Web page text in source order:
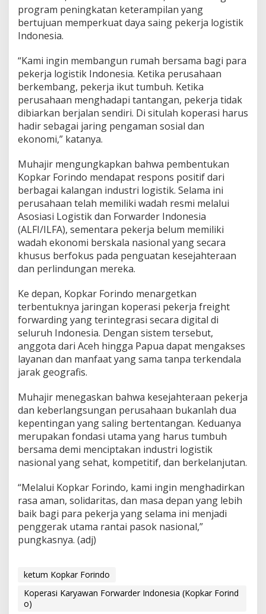
program peningkatan keterampilan yang
bertujuan memperkuat daya saing pekerja logistik
Indonesia.
“Kami ingin membangun rumah bersama bagi para
pekerja logistik Indonesia. Ketika perusahaan
berkembang, pekerja ikut tumbuh. Ketika
perusahaan menghadapi tantangan, pekerja tidak
dibiarkan berjalan sendiri. Di situlah koperasi harus
hadir sebagai jaring pengaman sosial dan
ekonomi,” katanya.
Muhajir mengungkapkan bahwa pembentukan
Kopkar Forindo mendapat respons positif dari
berbagai kalangan industri logistik. Selama ini
perusahaan telah memiliki wadah resmi melalui
Asosiasi Logistik dan Forwarder Indonesia
(ALFI/ILFA), sementara pekerja belum memiliki
wadah ekonomi berskala nasional yang secara
khusus berfokus pada penguatan kesejahteraan
dan perlindungan mereka.
Ke depan, Kopkar Forindo menargetkan
terbentuknya jaringan koperasi pekerja freight
forwarding yang terintegrasi secara digital di
seluruh Indonesia. Dengan sistem tersebut,
anggota dari Aceh hingga Papua dapat mengakses
layanan dan manfaat yang sama tanpa terkendala
jarak geografis.
Muhajir menegaskan bahwa kesejahteraan pekerja
dan keberlangsungan perusahaan bukanlah dua
kepentingan yang saling bertentangan. Keduanya
merupakan fondasi utama yang harus tumbuh
bersama demi menciptakan industri logistik
nasional yang sehat, kompetitif, dan berkelanjutan.
“Melalui Kopkar Forindo, kami ingin menghadirkan
rasa aman, solidaritas, dan masa depan yang lebih
baik bagi para pekerja yang selama ini menjadi
penggerak utama rantai pasok nasional,”
pungkasnya. (adj)
ketum Kopkar Forindo
Koperasi Karyawan Forwarder Indonesia (Kopkar Forind
o)